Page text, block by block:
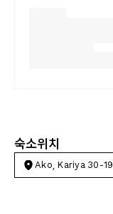
숙소위치
Ako, Kariya 30-19